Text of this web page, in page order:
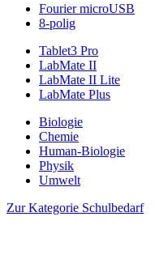
Fourier microUSB
8-polig
Tablet3 Pro
LabMate II
LabMate II Lite
LabMate Plus
Biologie
Chemie
Human-Biologie
Physik
Umwelt
Zur Kategorie Schulbedarf